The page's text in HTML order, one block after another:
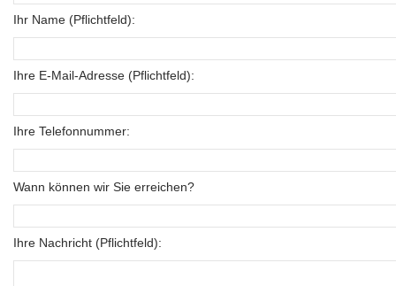
Ihr Name (Pflichtfeld):
Ihre E-Mail-Adresse (Pflichtfeld):
Ihre Telefonnummer:
Wann können wir Sie erreichen?
Ihre Nachricht (Pflichtfeld):